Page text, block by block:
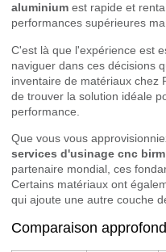
aluminium est rapide et
performances supérieures
C'est là que l'expérience est
naviguer dans ces décisions
inventaire de matériaux chez
de trouver la solution idéale
performance.
Que vous vous
services d'usinage cnc
partenaire mondial, ces
Certains matériaux ont
qui ajoute une autre couche
Comparaison